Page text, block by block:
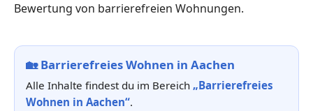
Bewertung von barrierefreien Wohnungen.
🏡Barrierefreies Wohnen in Aachen
Alle Inhalte findest du im Bereich „Barrierefreies
Wohnen in Aachen“.